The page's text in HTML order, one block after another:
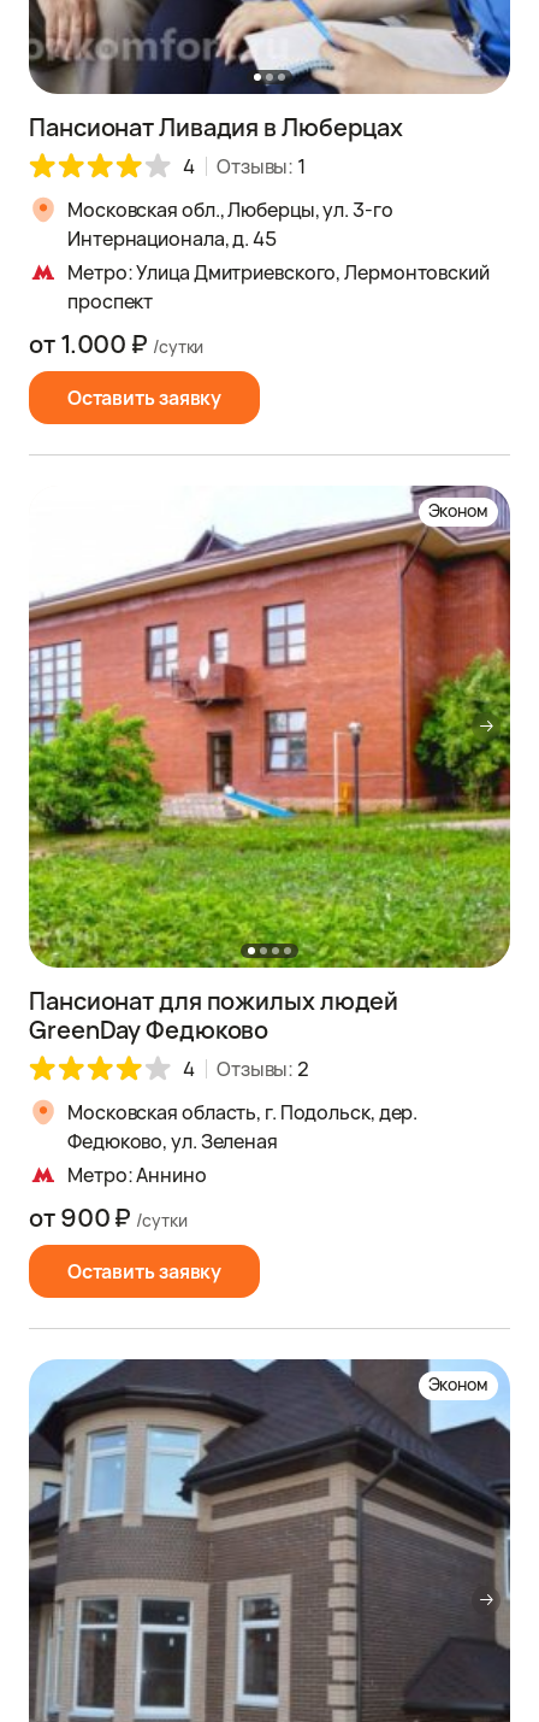
Пансионат Ливадия в Люберцах
4 Отзывы: 1
Московская обл., Люберцы, ул. 3-гo
Интернационала, д. 45
Метро: Улица Дмитриевского, Лермонтовский
проспект
Оставить заявку
от 1.000 ₽ /сутки
Эконом
Пансионат для пожилых людей
GreenDay Федюково
4 Отзывы: 2
Московская область, г. Подольск, дер.
Федюково, ул. Зеленая
Метро: Аннино
Оставить заявку
от 900 ₽ /сутки
Эконом